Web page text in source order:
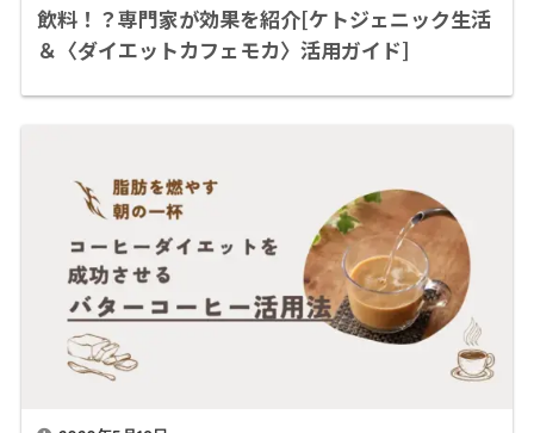
飲料！？専門家が効果を紹介[ケトジェニック生活
＆〈ダイエットカフェモカ〉活用ガイド]